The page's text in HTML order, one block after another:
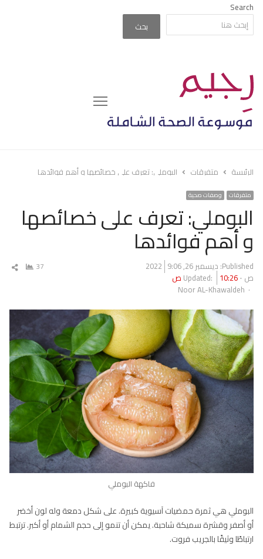
Search
بحث
Menu
الرئيسة متفرقات البوملي: تعرف على خصائصها و أهم فوائدها
متفرقات وصفات صحية
البوملي: تعرف على خصائصها
و أهم فوائدها
Published: ديسمبر 26, 2022
9:06
ص
Updated: 10:26 ص
Author
Noor AL-Khawaldeh
37
فاكهة البوملي
البوملي هي ثمرة حمضيات آسيوية كبيرة. على شكل دمعة وله لون أخضر
أو أصفر وقشرة سميكة شاحبة. يمكن أن تنمو إلى حجم الشمام أو أكبر. ترتبط
ارتباطًا وثيقًا بالجريب فروت.